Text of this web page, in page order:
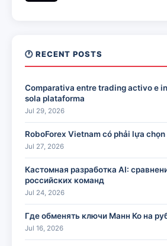
🕐 RECENT POSTS
Comparativa entre trading activo e
sola plataforma
Jul 29, 2026
RoboForex Vietnam có phải lựa
Jul 27, 2026
Кастомная разработка AI:
российских команд
Jul 24, 2026
Где обменять ключи Манн Ко на
Jul 16, 2026